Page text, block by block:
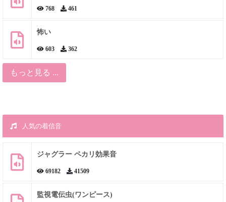
768 461
怖い
603 362
もっと見る ...
人気の着信音
ジャグラー ペカリ効果音
69182 41509
監視電伝虫(ワンピース)